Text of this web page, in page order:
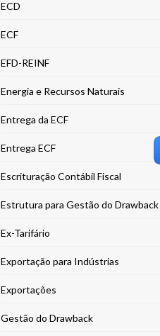
ECD
ECF
EFD-REINF
Energia e Recursos Naturais
Entrega da ECF
Entrega ECF
Escrituração Contábil Fiscal
Estrutura para Gestão do Drawback
Ex-Tarifário
Exportação para Indústrias
Exportações
Gestão do Drawback